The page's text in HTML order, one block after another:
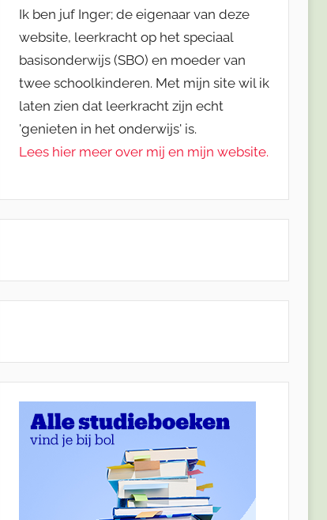
Ik ben juf Inger; de eigenaar van deze
website, leerkracht op het speciaal
basisonderwijs (SBO) en moeder van
twee schoolkinderen. Met mijn site wil ik
laten zien dat leerkracht zijn echt
'genieten in het onderwijs' is.
Lees hier meer over mij en mijn website.